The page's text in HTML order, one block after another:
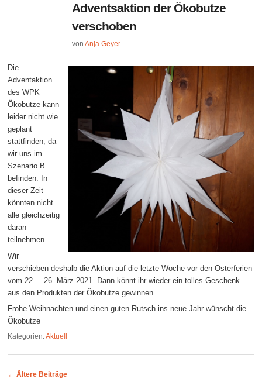
Adventsaktion der Ökobutze
verschoben
vonAnja Geyer
Die
Adventaktion
des WPK
Ökobutze kann
leider nicht wie
geplant
stattfinden, da
wir uns im
Szenario B
befinden. In
dieser Zeit
könnten nicht
alle gleichzeitig
daran
teilnehmen.
Wir
verschieben deshalb die Aktion auf die letzte Woche vor den Osterferien
vom 22. – 26. März 2021. Dann könnt ihr wieder ein tolles Geschenk
aus den Produkten der Ökobutze gewinnen.
Frohe Weihnachten und einen guten Rutsch ins neue Jahr wünscht die
Ökobutze
Kategorien:Aktuell
Post navigation
← Ältere Beiträge